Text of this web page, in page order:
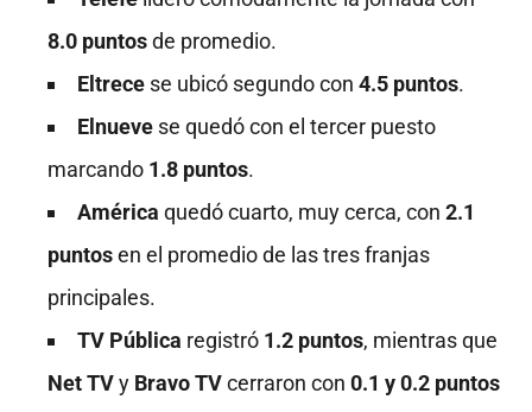
8.0 puntosde promedio.
Eltrece se ubicó segundo con 4.5 puntos.
Elnueve se quedó con el tercer puesto
marcando 1.8 puntos.
América quedó cuarto, muy cerca, con 2.1
puntosen el promedio de las tres franjas
principales.
TV Pública registró 1.2 puntos, mientras que
Net TVy Bravo TVcerraron con 0.1 y 0.2 puntos